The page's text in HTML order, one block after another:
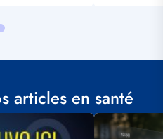
articles en santé
Visuel
principal